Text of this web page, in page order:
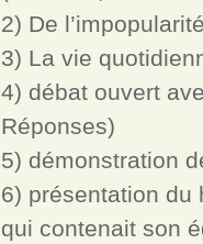
2) De
3) La vie
4) débat ouvert
Réponses)
5) démonstration
6) présentation du
qui contenait son